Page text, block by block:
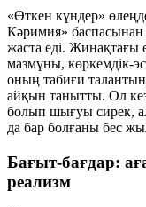
«Өткен күндер»
Кәримия»
жаста еді. Жинақтағы
мазмұны, көркемдік-
оның табиғи
айқын танытты. Ол
болып шығуы сирек,
да бар болғаны бес
Бағыт-бағдар:
реализм